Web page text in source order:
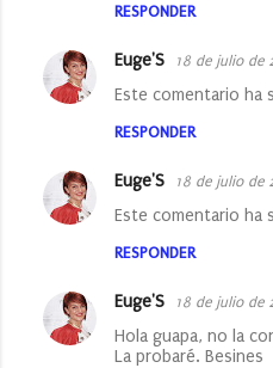
RESPONDER
Euge'S 18 de julio de
Este comentario ha
RESPONDER
Euge'S 18 de julio de
Este comentario ha
RESPONDER
Euge'S 18 de julio de
Hola guapa, no la
La probaré. Besines